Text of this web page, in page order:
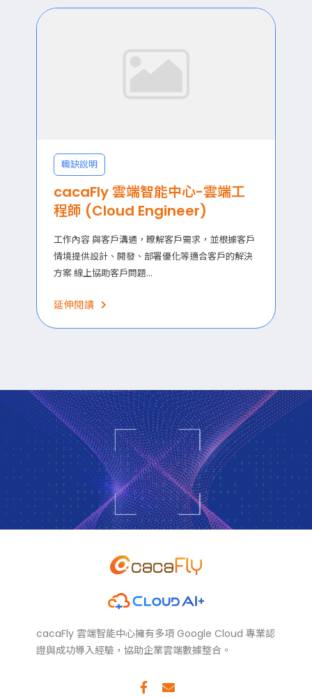
職缺說明
cacaFly 雲端智能中心-雲端工
程師 (Cloud Engineer)
工作內容 與客戶溝通，暸解客戶需求，並根據客戶
情境提供設計、開發、部署優化等適合客戶的解決
方案 線上協助客戶問題...
延伸閱讀
cacaFly 雲端智能中心擁有多項 Google Cloud 專業認
證與成功導入經驗，協助企業雲端數據整合。